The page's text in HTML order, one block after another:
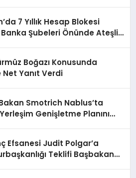
7 Yıllık Hesap Blokesi
Banka Şubeleri Önünde Ateşli
Boğazı Konusunda
Net Yanıt Verdi
Smotrich Nablus’ta
Genişletme Planını
Efsanesi Judit Polgar’a
Teklifi Başbakan